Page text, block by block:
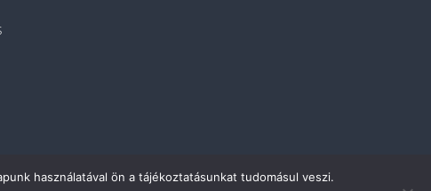
használatával ön a tájékoztatásunkat tudomásul veszi.